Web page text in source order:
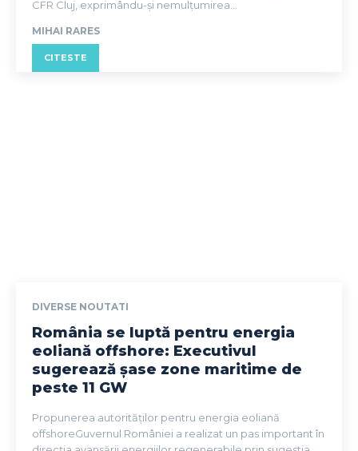
CFR Cluj, exprimându-și nemulțumirea...
MIHAI RARES
CITESTE
DIVERSE NOUTATI
România se luptă pentru energia
eoliană offshore: Executivul
sugerează șase zone maritime de
peste 11 GW
Propunerea autorităților pentru energia eoliană
offshoreGuvernul României a realizat un pas important în